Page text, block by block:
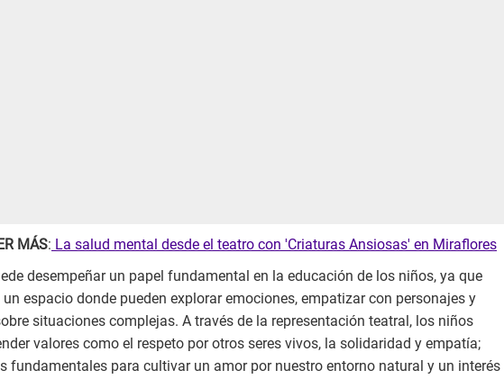
MÁS: La salud mental desde el teatro con 'Criaturas Ansiosas' en Miraflores
desempeñar un papel fundamental en la educación de los niños, ya que
espacio donde pueden explorar emociones, empatizar con personajes y
situaciones complejas. A través de la representación teatral, los niños
valores como el respeto por otros seres vivos, la solidaridad y empatía;
fundamentales para cultivar un amor por nuestro entorno natural y un interés